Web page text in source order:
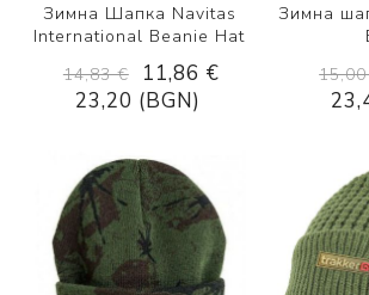
Зимна Шапка Navitas
International Beanie Hat
14,83 €
11,86 €
23,20 (BGN)
Зимна